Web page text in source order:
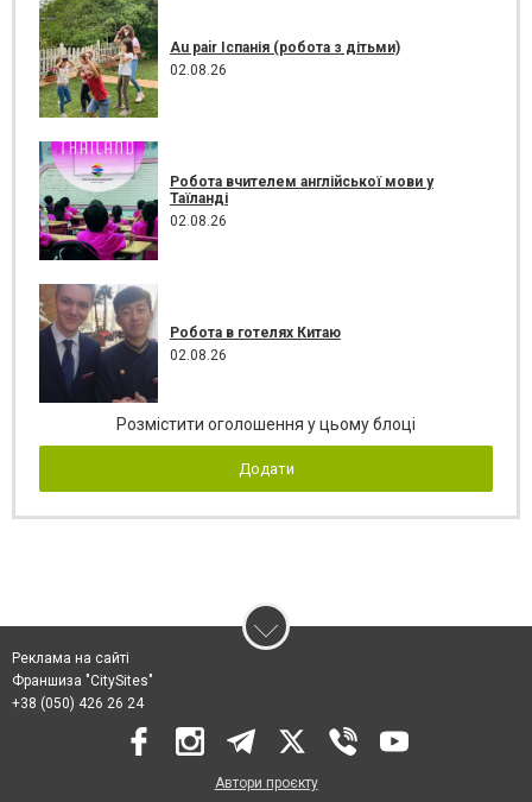
Au pair Іспанія (робота з дітьми)
02.08.26
Робота вчителем англійської мови у
Таїланді
02.08.26
Робота в готелях Китаю
02.08.26
Розмістити оголошення у цьому блоці
Додати
Реклама на сайті
Франшиза "CitySites"
+38 (050) 426 26 24
Автори проєкту